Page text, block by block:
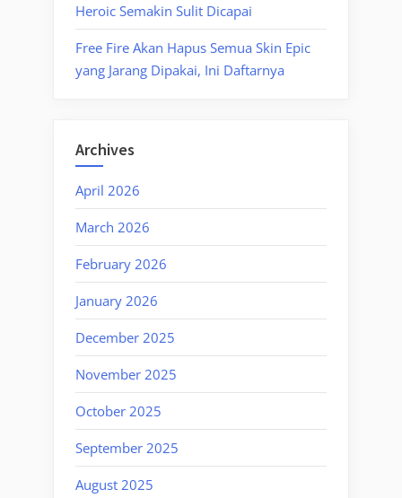
Heroic Semakin Sulit Dicapai
Free Fire Akan Hapus Semua Skin Epic
yang Jarang Dipakai, Ini Daftarnya
Archives
April 2026
March 2026
February 2026
January 2026
December 2025
November 2025
October 2025
September 2025
August 2025